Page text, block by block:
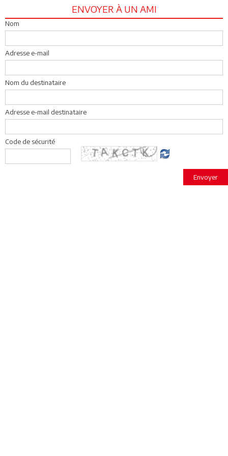
ENVOYER À UN AMI
Nom
Adresse e-mail
Nom du destinataire
Adresse e-mail destinataire
Code de sécurité
Envoyer